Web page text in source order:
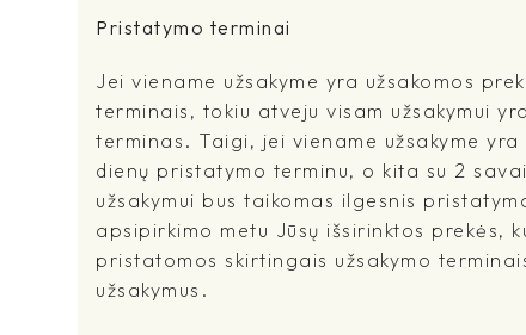
Pristatymo terminai
Jei viename užsakyme yra užsakomos
terminais, tokiu atveju visam užsakymui
terminas. Taigi, jei viename užsakyme yra
dienų pristatymo terminu, o kita su 2
užsakymui bus taikomas ilgesnis
apsipirkimo metu Jūsų išsirinktos prekės,
pristatomos skirtingais užsakymo
užsakymus.